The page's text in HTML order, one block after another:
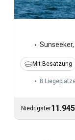
Sunseeker,
Mit Besatzung
8
Niedrigster